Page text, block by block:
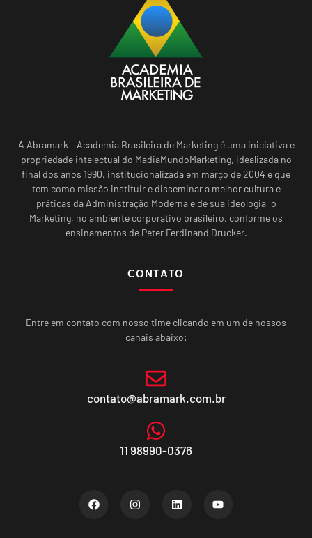
A Abramark – Academia Brasileira de Marketing é uma iniciativa e
propriedade intelectual do MadiaMundoMarketing, idealizada no
final dos anos 1990, institucionalizada em março de 2004 e que
tem como missão instituir e disseminar a melhor cultura e
práticas da Administração Moderna e de sua ideologia, o
Marketing, no ambiente corporativo brasileiro, conforme os
ensinamentos de Peter Ferdinand Drucker.
CONTATO
Entre em contato com nosso time clicando em um de nossos
canais abaixo:
contato@abramark.com.br
11 98990-0376